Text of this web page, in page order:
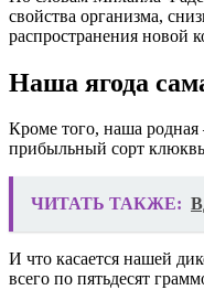
свойства организма,
распространения новой
Наша ягода
Кроме того, наша
прибыльный сорт
ЧИТАТЬ ТАКЖЕ:
И что касается нашей
всего по пятьдесят